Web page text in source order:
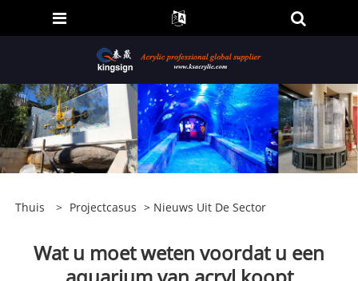
Thuis > Projectcasus > Nieuws Uit De Sector
Wat u moet weten voordat u een